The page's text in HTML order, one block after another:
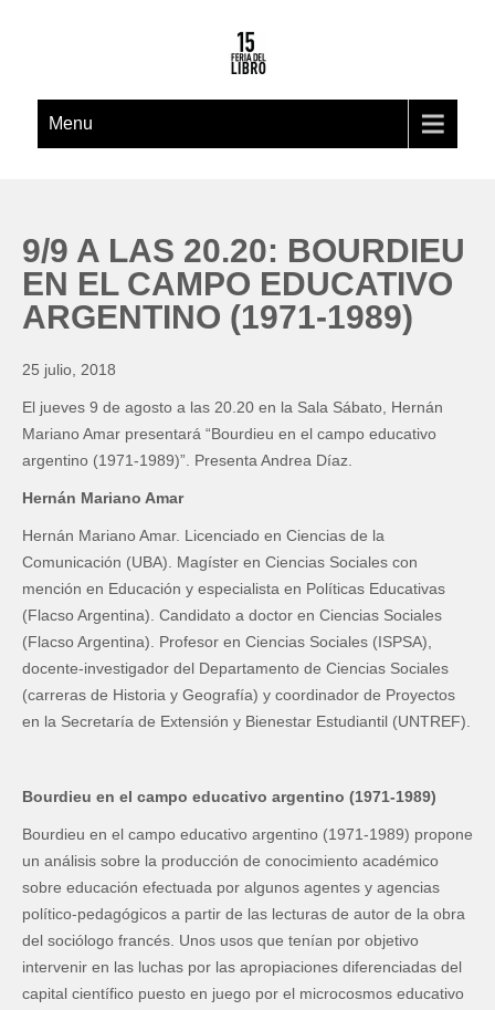
Menu
9/9 A LAS 20.20: BOURDIEU
EN EL CAMPO EDUCATIVO
ARGENTINO (1971-1989)
25 julio, 2018
El jueves 9 de agosto a las 20.20 en la Sala Sábato, Hernán
Mariano Amar presentará “Bourdieu en el campo educativo
argentino (1971-1989)”. Presenta Andrea Díaz.
Hernán Mariano Amar
Hernán Mariano Amar. Licenciado en Ciencias de la
Comunicación (UBA). Magíster en Ciencias Sociales con
mención en Educación y especialista en Políticas Educativas
(Flacso Argentina). Candidato a doctor en Ciencias Sociales
(Flacso Argentina). Profesor en Ciencias Sociales (ISPSA),
docente-investigador del Departamento de Ciencias Sociales
(carreras de Historia y Geografía) y coordinador de Proyectos
en la Secretaría de Extensión y Bienestar Estudiantil (UNTREF).
Bourdieu en el campo educativo argentino (1971-1989)
Bourdieu en el campo educativo argentino (1971-1989) propone
un análisis sobre la producción de conocimiento académico
sobre educación efectuada por algunos agentes y agencias
político-pedagógicos a partir de las lecturas de autor de la obra
del sociólogo francés. Unos usos que tenían por objetivo
intervenir en las luchas por las apropiaciones diferenciadas del
capital científico puesto en juego por el microcosmos educativo